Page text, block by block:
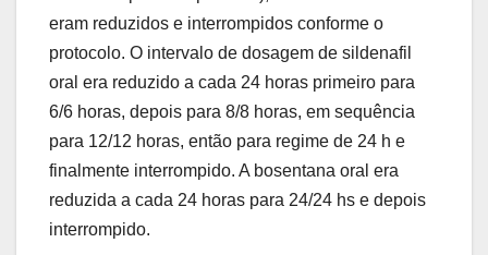
eram reduzidos e interrompidos conforme o
protocolo. O intervalo de dosagem de sildenafil
oral era reduzido a cada 24 horas primeiro para
6/6 horas, depois para 8/8 horas, em sequência
para 12/12 horas, então para regime de 24 h e
finalmente interrompido. A bosentana oral era
reduzida a cada 24 horas para 24/24 hs e depois
interrompido.